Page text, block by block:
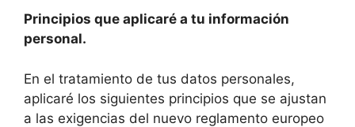
Principios que aplicaré a tu información
personal.
En el tratamiento de tus datos personales,
aplicaré los siguientes principios que se ajustan
a las exigencias del nuevo reglamento europeo